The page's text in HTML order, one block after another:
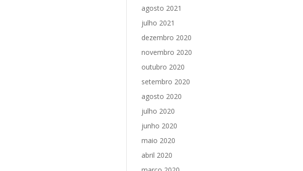
agosto 2021
julho 2021
dezembro 2020
novembro 2020
outubro 2020
setembro 2020
agosto 2020
julho 2020
junho 2020
maio 2020
abril 2020